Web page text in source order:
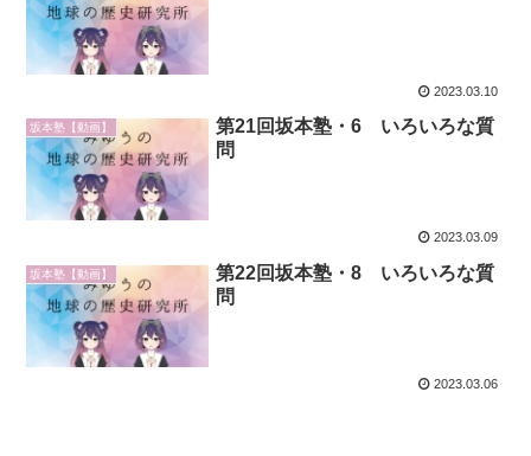
2023.03.10
坂本塾【動画】
第21回坂本塾・6 いろいろな質
問
2023.03.09
坂本塾【動画】
第22回坂本塾・8 いろいろな質
問
2023.03.06